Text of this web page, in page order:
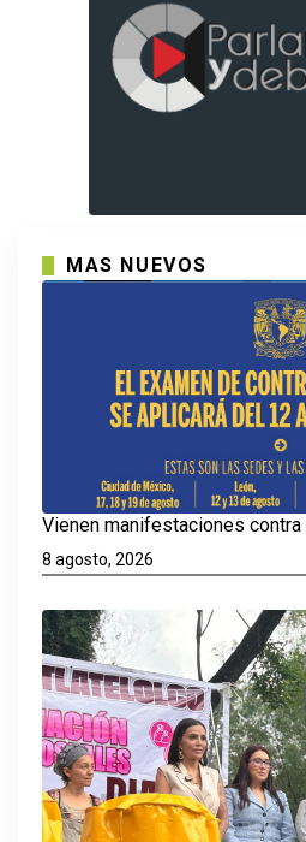
MAS NUEVOS
Vienen manifestaciones contra
8 agosto, 2026